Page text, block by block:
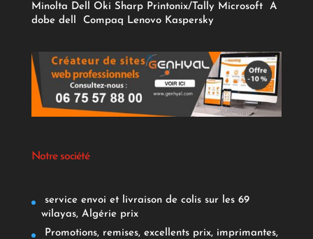
Minolta Dell Oki Sharp Printonix/Tally Microsoft
A
dobe dell Compaq Lenovo Kaspersky
Notre société
service envoi et livraison de colis sur les 69
wilayas, Algérie prix
Promotions, remises, excellents prix, imprimantes,